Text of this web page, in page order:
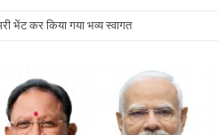
भेंट कर किया गया भव्य स्वागत